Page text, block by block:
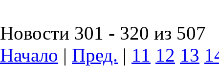
Новости 301 - 320 из 507
Начало | Пред. | 11 12 13